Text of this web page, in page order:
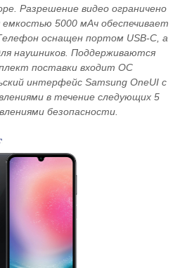
Разрешение видео ограничено
5000 мАч обеспечивает
оснащен портом USB-C, а
наушников. Поддерживаются
поставки входит ОС
интерфейс Samsung OneUI с
в течение следующих 5
безопасности.